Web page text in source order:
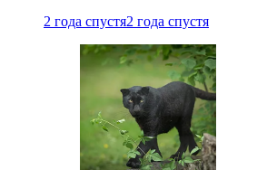
2 года спустя2 года спустя